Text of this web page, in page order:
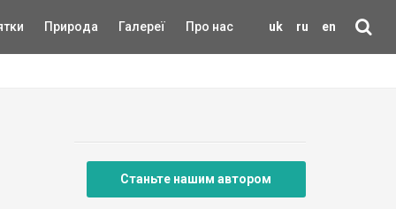
uk ru en
Природа Галереї Про нас
Станьте нашим автором